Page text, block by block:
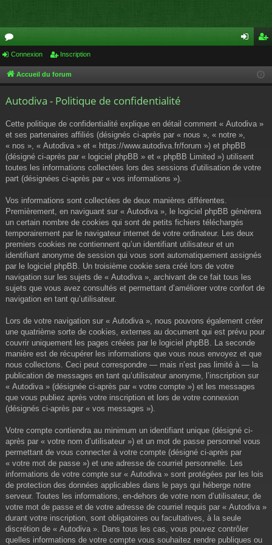
or
u cri
Connexion Inscription
Accueil du forum
Autodiva - Politique de confidentialité
Cette politique de confidentialité explique en détail comment « Autodiva »
et ses partenaires affiliés (désignés ci-après par « nous », « notre »,
« nos », « Autodiva » et « https://www.autodiva.fr/forum ») et phpBB
(désigné ci-après par « logiciel phpBB » et « phpBB Limited ») utilisent
toutes les informations collectées lors des sessions d’utilisation de votre
part (désignées ci-après par « vos informations »).
Vos informations sont collectées de deux manières différentes.
Premièrement, en naviguant sur « Autodiva », le logiciel phpBB génèrera
un certain nombre de cookies qui sont de petits fichiers téléchargés
temporairement par le navigateur internet de votre ordinateur. Les deux
premiers cookies ne contiennent qu’un identifiant utilisateur et un
identifiant anonyme de session qui vous sont automatiquement assignés
par le logiciel phpBB. Un troisième cookie sera créé lors de votre
navigation sur les sujets de « Autodiva », archivant de ce fait tous les
sujets que vous avez consultés et permettant d’améliorer votre confort de
navigation en tant qu’utilisateur.
Lors de votre navigation sur « Autodiva », nous pouvons également créer
une quatrième sorte de cookies, externes au document qui est prévu pour
couvrir uniquement les pages créées par le logiciel phpBB. La seconde
manière est de récupérer les informations que vous nous envoyez et que
nous collectons. Ceci peut correspondre — mais n’est pas limité à — la
publication de messages en tant qu’utilisateur anonyme, l’inscription sur
« Autodiva » (désignée ci-après par « votre compte ») et les messages
que vous publiez après votre inscription et lors de votre connexion
(désignés ci-après par « vos messages »).
Votre compte contiendra au minimum un identifiant unique (désigné ci-
après par « votre nom d’utilisateur ») et un mot de passe personnel vous
permettant de vous connecter à votre compte (désigné ci-après par
« votre mot de passe ») et une adresse de courriel personnelle. Les
informations de votre compte sur « Autodiva » sont protégées par les lois
de protection des données applicables dans le pays qui héberge notre
serveur. Toutes les informations, en-dehors de votre nom d’utilisateur, de
votre mot de passe et de votre adresse de courriel requis par « Autodiva »
durant votre inscription, sont obligatoires ou facultatives, à la seule
discrétion de « Autodiva ». Dans tous les cas, vous pouvez contrôler
quelles informations de votre compte vous souhaitez rendre publiques ou